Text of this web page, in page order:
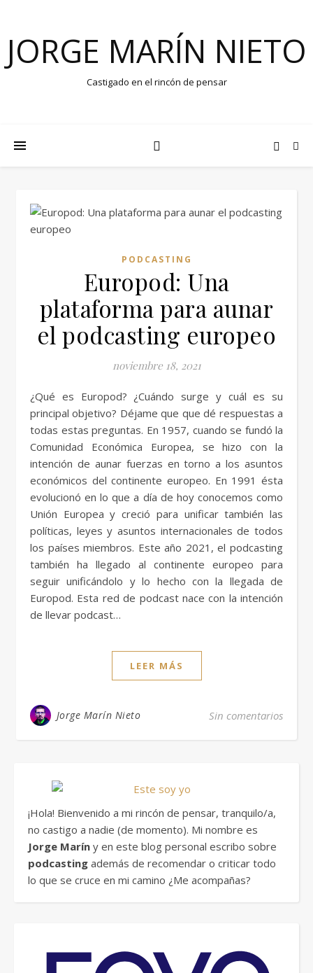
JORGE MARÍN NIETO
Castigado en el rincón de pensar
PODCASTING
Europod: Una
plataforma para aunar
el podcasting europeo
noviembre 18, 2021
¿Qué es Europod? ¿Cuándo surge y cuál es su
principal objetivo? Déjame que que dé respuestas a
todas estas preguntas. En 1957, cuando se fundó la
Comunidad Económica Europea, se hizo con la
intención de aunar fuerzas en torno a los asuntos
económicos del continente europeo. En 1991 ésta
evolucionó en lo que a día de hoy conocemos como
Unión Europea y creció para unificar también las
políticas, leyes y asuntos internacionales de todos
los países miembros. Este año 2021, el podcasting
también ha llegado al continente europeo para
seguir unificándolo y lo hecho con la llegada de
Europod. Esta red de podcast nace con la intención
de llevar podcast…
LEER MÁS
Jorge Marín Nieto Sin comentarios
¡Hola! Bienvenido a mi rincón de pensar, tranquilo/a,
no castigo a nadie (de momento). Mi nombre es
Jorge Marín y en este blog personal escribo sobre
podcasting además de recomendar o criticar todo
lo que se cruce en mi camino ¿Me acompañas?